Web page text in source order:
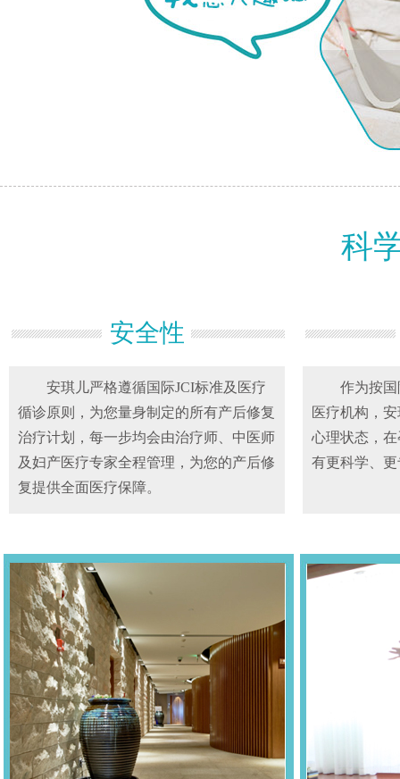
科
安全性
安琪儿严格遵循国际JCI标准及医疗
循诊原则，为您量身制定的所有产后修复
治疗计划，每一步均会由治疗师、中医师
及妇产医疗专家全程管理，为您的产后修
复提供全面医疗保障。
作为按
医疗机构，
心理状态，
有更科学、